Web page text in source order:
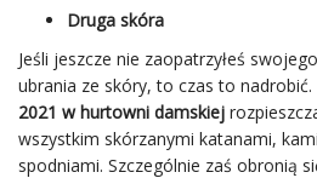
Druga skóra
Jeśli jeszcze nie zaopatrzyłeś
ubrania ze skóry, to czas to nadrobić.
2021 w hurtowni damskiej
wszystkim skórzanymi katanami,
spodniami. Szczególnie zaś obronią